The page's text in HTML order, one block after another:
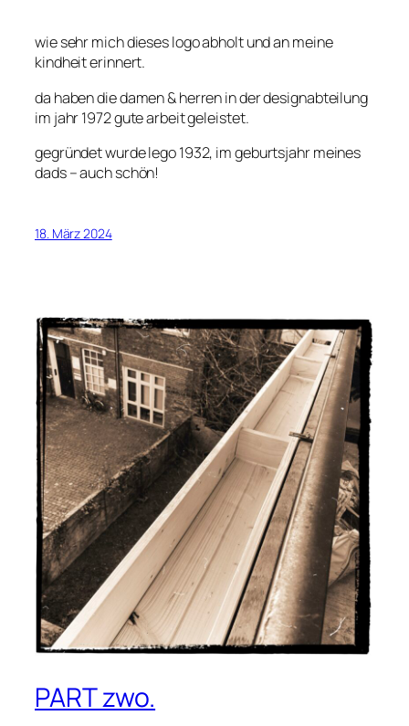
wie sehr mich dieses logo abholt und an meine
kindheit erinnert.
da haben die damen & herren in der designabteilung
im jahr 1972 gute arbeit geleistet.
gegründet wurde lego 1932, im geburtsjahr meines
dads – auch schön!
18. März 2024
PART zwo.